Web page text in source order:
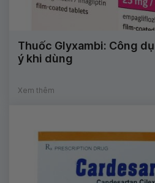
Thuốc Glyxambi: Công
ý khi dùng
Xem thêm